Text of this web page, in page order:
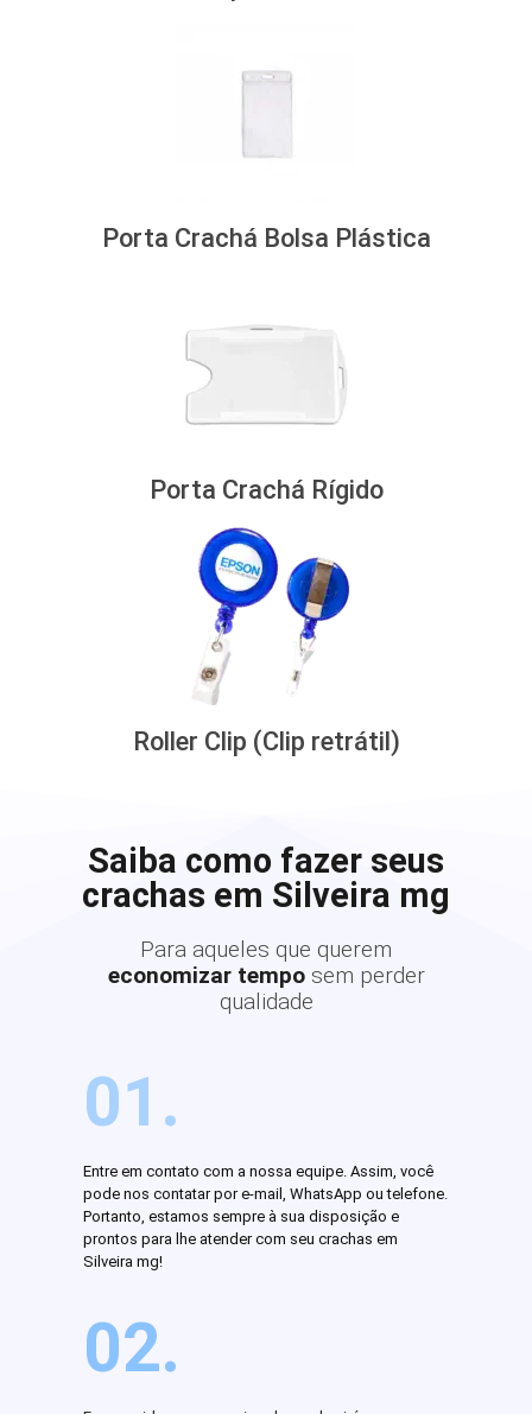
Porta Crachá Bolsa Plástica
Porta Crachá Rígido
Roller Clip (Clip retrátil)
Saiba como fazer seus
crachas em Silveira mg
Para aqueles que querem
economizar tempo sem perder
qualidade
01.
Entre em contato com a nossa equipe. Assim, você
pode nos contatar por e-mail, WhatsApp ou telefone.
Portanto, estamos sempre à sua disposição e
prontos para lhe atender com seu crachas em
Silveira mg!
02.